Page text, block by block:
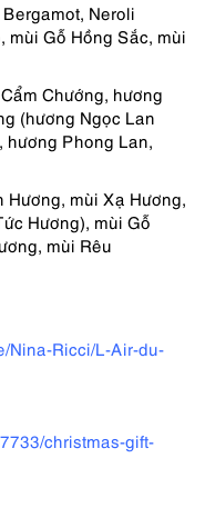
Neroli
mùi Gỗ Hồng Sắc, mùi
Chướng, hương
(hương Ngọc Lan
hương Phong Lan,
mùi Xạ Hương,
Hương), mùi Gỗ
mùi Rêu
Nina-Ricci/L-Air-du-
christmas-gift-